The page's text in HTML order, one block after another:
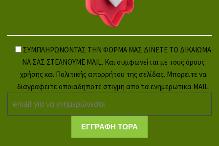
ΣΥΜΠΛΗΡΩΝΟΝΤΑΣ ΤΗΝ ΦΟΡΜΑ ΜΑΣ ΔΙΝΕΤΕ ΤΟ ΔΙΚΑΙΩΜΑ
ΝΑ ΣΑΣ ΣΤΕΛΝΟΥΜΕ MAIL. Και συμφωνείται με τους όρους
χρήσης και Πολιτικής απορρήτου της σελίδας. Μπορειτε να
διαγραφειτε οποιαδηποτε στιγμη απο τα ενημερωτικα MAIL.